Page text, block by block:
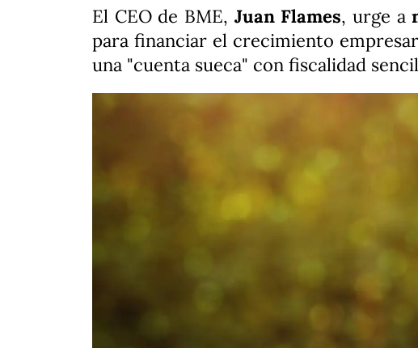
El CEO de BME, Juan Flames, urge a
para financiar el crecimiento
una "cuenta sueca" con fiscalidad